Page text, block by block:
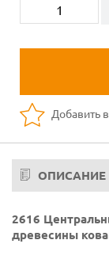
Добавить
ОПИСАНИЕ
2616
древесины